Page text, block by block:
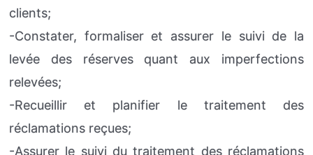
clients;
-Constater, formaliser et assurer le suivi de la
levée des réserves quant aux imperfections
relevées;
-Recueillir et planifier le traitement des
réclamations reçues;
-Assurer le suivi du traitement des réclamations